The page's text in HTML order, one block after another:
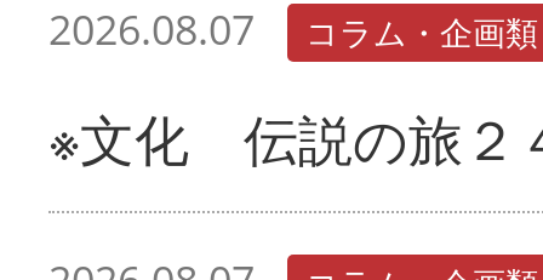
2026.08.07 コラム・企画類
※文化 伝説の旅２